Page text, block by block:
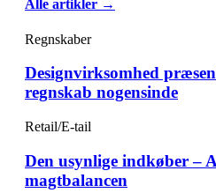
Alle artikler →
Regnskaber
Designvirksomhed
regnskab nogensinde
Retail/E-tail
Den usynlige indkøber –
magtbalancen